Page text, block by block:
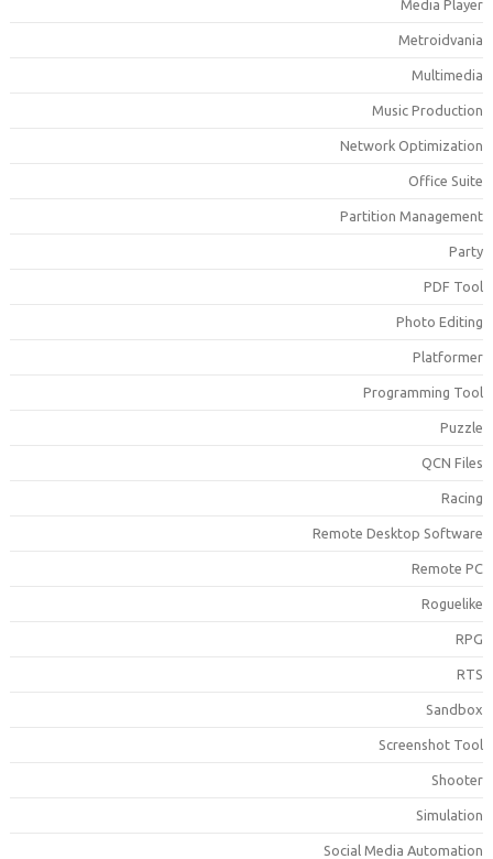
Media
Music
Network
Office
Partition
PDF
Photo
Programming
QCN
Remote Desktop
Remote
Screenshot
Social Media